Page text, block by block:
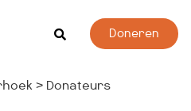
Doneren
> Donateurs